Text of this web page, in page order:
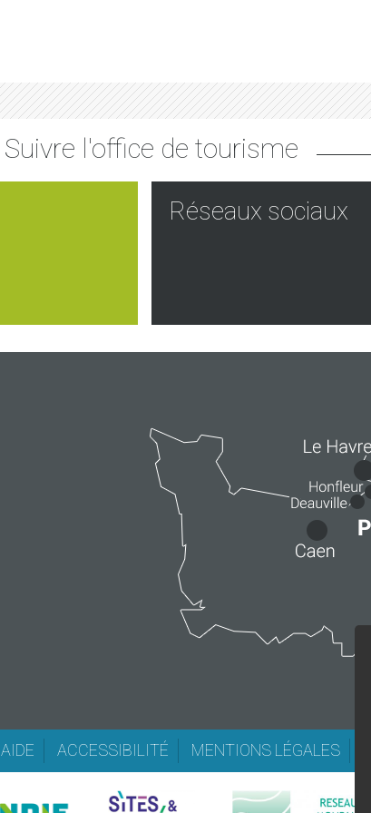
Suivre l'office de tourisme
Réseaux sociaux
AIDE ACCESSIBILITÉ MENTIONS LÉGALES